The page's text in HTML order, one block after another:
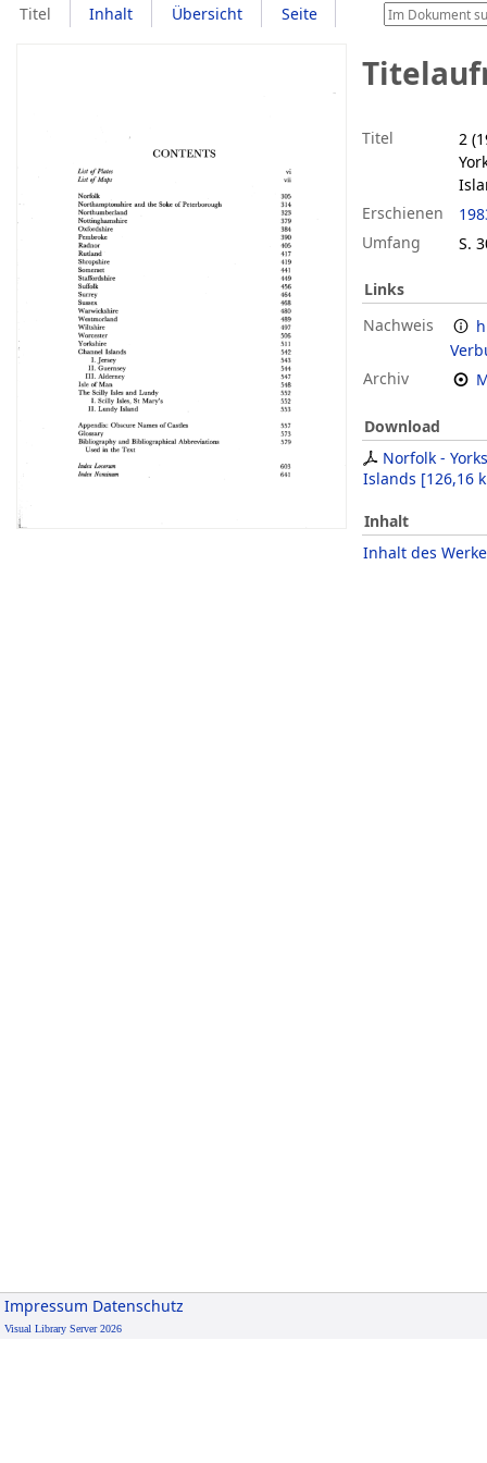
Titel Inhalt Übersicht Seite
Titel
2
Erschienen
Umfang
S.
Links
Nachweis
Archiv
Download
Norfolk -
Islands [126,16
Inhalt
Inhalt des
Impressum Datenschutz
Visual Library Server 2026